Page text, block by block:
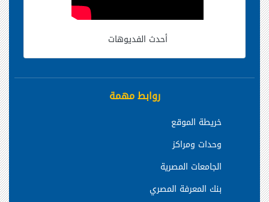
أحدث الفديوهات
روابط مهمة
خريطة الموقع
وحدات ومراكز
الجامعات المصرية
بنك المعرفة المصري